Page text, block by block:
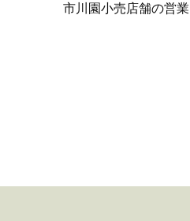
市川園小売店舗の営